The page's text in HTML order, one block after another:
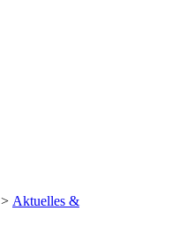
> Aktuelles &